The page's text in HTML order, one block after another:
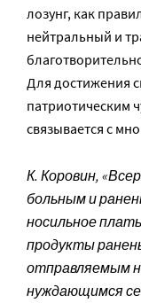
лозунг, как
нейтральный и
Для достижения
патриотическим
связывается с
К. Коровин,
больным и
носильное
продукты
отправляемым
нуждающимся